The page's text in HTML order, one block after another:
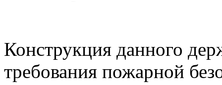
Конструкция данного
требования пожарной